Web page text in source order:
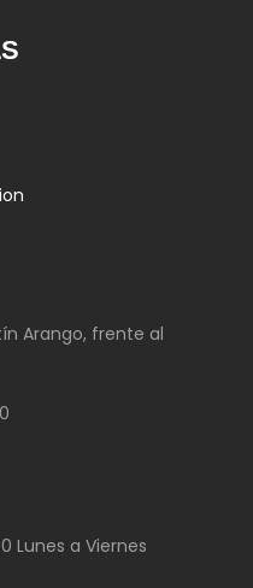
Arango, frente al
Lunes a Viernes